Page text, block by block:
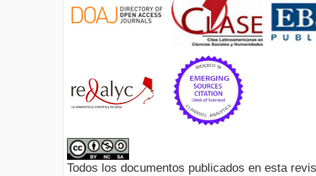
Todos los documentos publicados en esta